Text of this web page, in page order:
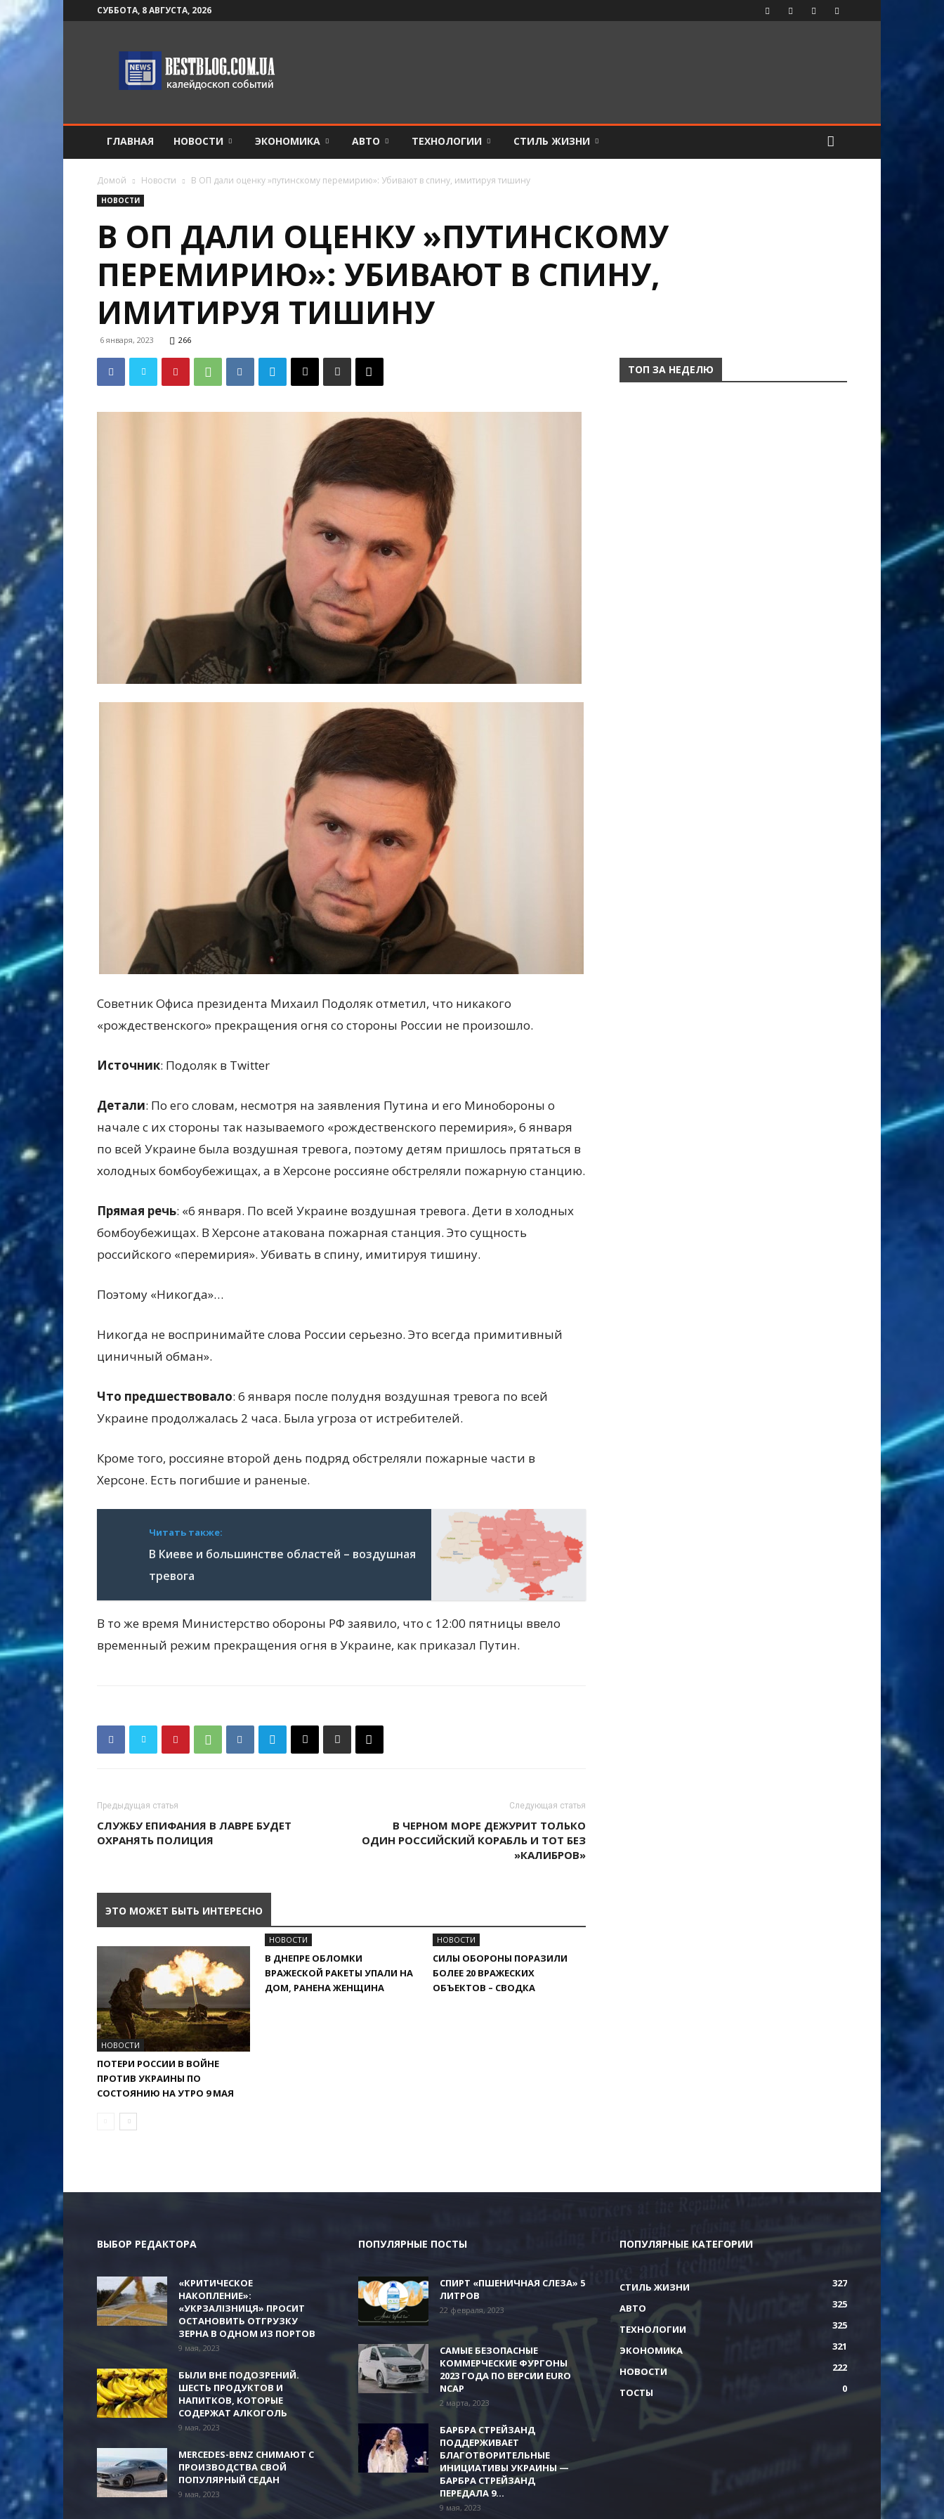
СУББОТА, 8 АВГУСТА, 2026
ГЛАВНАЯ НОВОСТИ ЭКОНОМИКА АВТО ТЕХНОЛОГИИ СТИЛЬ ЖИЗНИ
Домой Новости В ОП дали оценку »путинскому перемирию»: Убивают в спину, имитируя тишину
НОВОСТИ
В ОП ДАЛИ ОЦЕНКУ »ПУТИНСКОМУ
ПЕРЕМИРИЮ»: УБИВАЮТ В СПИНУ,
ИМИТИРУЯ ТИШИНУ
6 января, 2023 266
Советник Офиса президента Михаил Подоляк отметил, что никакого
«рождественского» прекращения огня со стороны России не произошло.
Источник: Подоляк в Twitter
Детали: По его словам, несмотря на заявления Путина и его Минобороны о
начале с их стороны так называемого «рождественского перемирия», 6 января
по всей Украине была воздушная тревога, поэтому детям пришлось прятаться в
холодных бомбоубежищах, а в Херсоне россияне обстреляли пожарную станцию.
Прямая речь: «6 января. По всей Украине воздушная тревога. Дети в холодных
бомбоубежищах. В Херсоне атакована пожарная станция. Это сущность
российского «перемирия». Убивать в спину, имитируя тишину.
Поэтому «Никогда»…
Никогда не воспринимайте слова России серьезно. Это всегда примитивный
циничный обман».
Что предшествовало: 6 января после полудня воздушная тревога по всей
Украине продолжалась 2 часа. Была угроза от истребителей.
Кроме того, россияне второй день подряд обстреляли пожарные части в
Херсоне. Есть погибшие и раненые.
Читать также:
В Киеве и большинстве областей – воздушная
тревога
В то же время Министерство обороны РФ заявило, что с 12:00 пятницы ввело
временный режим прекращения огня в Украине, как приказал Путин.
Предыдущая статья
СЛУЖБУ ЕПИФАНИЯ В ЛАВРЕ БУДЕТ
ОХРАНЯТЬ ПОЛИЦИЯ
Следующая статья
В ЧЕРНОМ МОРЕ ДЕЖУРИТ ТОЛЬКО
ОДИН РОССИЙСКИЙ КОРАБЛЬ И ТОТ БЕЗ
»КАЛИБРОВ»
ЭТО МОЖЕТ БЫТЬ ИНТЕРЕСНО
НОВОСТИ
ПОТЕРИ РОССИИ В ВОЙНЕ
ПРОТИВ УКРАИНЫ ПО
СОСТОЯНИЮ НА УТРО 9 МАЯ
НОВОСТИ
В ДНЕПРЕ ОБЛОМКИ
ВРАЖЕСКОЙ РАКЕТЫ УПАЛИ НА
ДОМ, РАНЕНА ЖЕНЩИНА
НОВОСТИ
СИЛЫ ОБОРОНЫ ПОРАЗИЛИ
БОЛЕЕ 20 ВРАЖЕСКИХ
ОБЪЕКТОВ – СВОДКА
ТОП ЗА НЕДЕЛЮ
ВЫБОР РЕДАКТОРА
«КРИТИЧЕСКОЕ
НАКОПЛЕНИЕ»:
«УКРЗАЛІЗНИЦЯ» ПРОСИТ
ОСТАНОВИТЬ ОТГРУЗКУ
ЗЕРНА В ОДНОМ ИЗ ПОРТОВ
9 мая, 2023
БЫЛИ ВНЕ ПОДОЗРЕНИЙ.
ШЕСТЬ ПРОДУКТОВ И
НАПИТКОВ, КОТОРЫЕ
СОДЕРЖАТ АЛКОГОЛЬ
9 мая, 2023
MERCEDES-BENZ СНИМАЮТ С
ПРОИЗВОДСТВА СВОЙ
ПОПУЛЯРНЫЙ СЕДАН
9 мая, 2023
ПОПУЛЯРНЫЕ ПОСТЫ
СПИРТ «ПШЕНИЧНАЯ СЛЕЗА» 5
ЛИТРОВ
22 февраля, 2023
САМЫЕ БЕЗОПАСНЫЕ
КОММЕРЧЕСКИЕ ФУРГОНЫ
2023 ГОДА ПО ВЕРСИИ EURO
NCAP
2 марта, 2023
БАРБРА СТРЕЙЗАНД
ПОДДЕРЖИВАЕТ
БЛАГОТВОРИТЕЛЬНЫЕ
ИНИЦИАТИВЫ УКРАИНЫ —
БАРБРА СТРЕЙЗАНД
ПЕРЕДАЛА 9...
9 мая, 2023
ПОПУЛЯРНЫЕ КАТЕГОРИИ
СТИЛЬ ЖИЗНИ
327
АВТО
325
ТЕХНОЛОГИИ
325
ЭКОНОМИКА
321
НОВОСТИ
222
ТОСТЫ
0